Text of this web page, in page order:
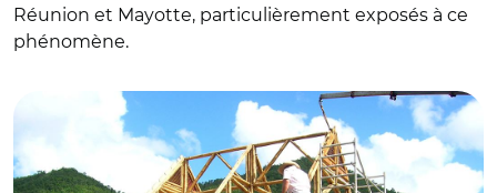
Réunion et Mayotte, particulièrement exposés à ce
phénomène.
© CC BY-SA 3.0/ Construction d'une maison 100% en
bambou, homologuée parasismique et paracyclonique en